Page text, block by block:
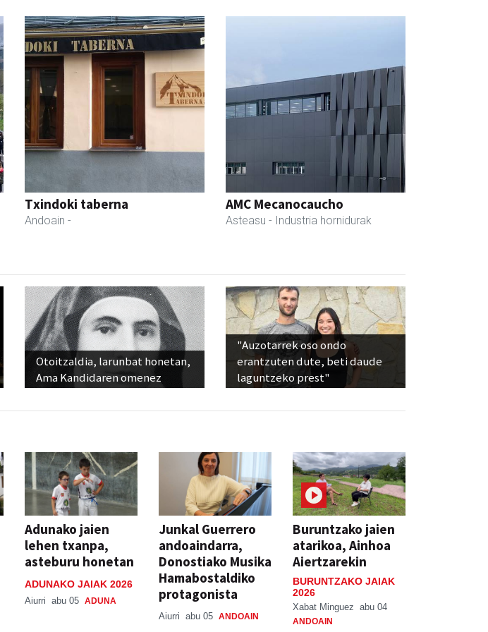
Txindoki taberna
Andoain -
AMC Mecanocaucho
Asteasu - Industria hornidurak
Otoitzaldia, larunbat honetan,
Ama Kandidaren omenez
"Auzotarrek oso ondo
erantzuten dute, beti daude
laguntzeko prest"
Adunako jaien
lehen txanpa,
asteburu honetan
ADUNAKO JAIAK 2026
Aiurri abu 05 ADUNA
Junkal Guerrero
andoaindarra,
Donostiako Musika
Hamabostaldiko
protagonista
Aiurri abu 05 ANDOAIN
Buruntzako jaien
atarikoa, Ainhoa
Aiertzarekin
BURUNTZAKO JAIAK
2026
Xabat Minguez abu 04
ANDOAIN